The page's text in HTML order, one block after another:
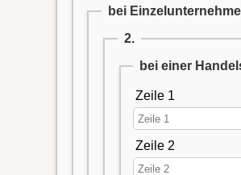
bei
2.
bei einer
Zeile 1
Zeile 2